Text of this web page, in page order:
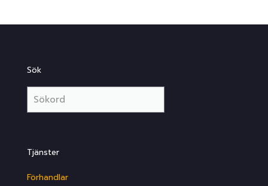
Sök
Tjänster
Förhandlar